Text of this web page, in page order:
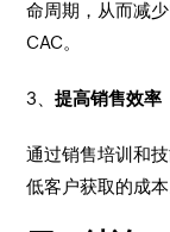
命周期，从而减
CAC。
3、提高销售效率
通过销售培训和
低客户获取的成本